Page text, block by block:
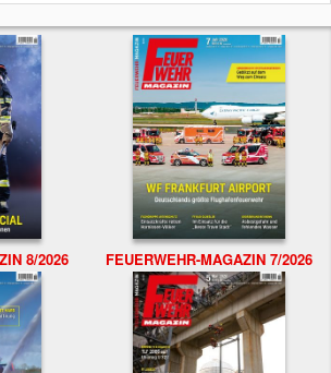
8/2026 FEUERWEHR-MAGAZIN 7/2026